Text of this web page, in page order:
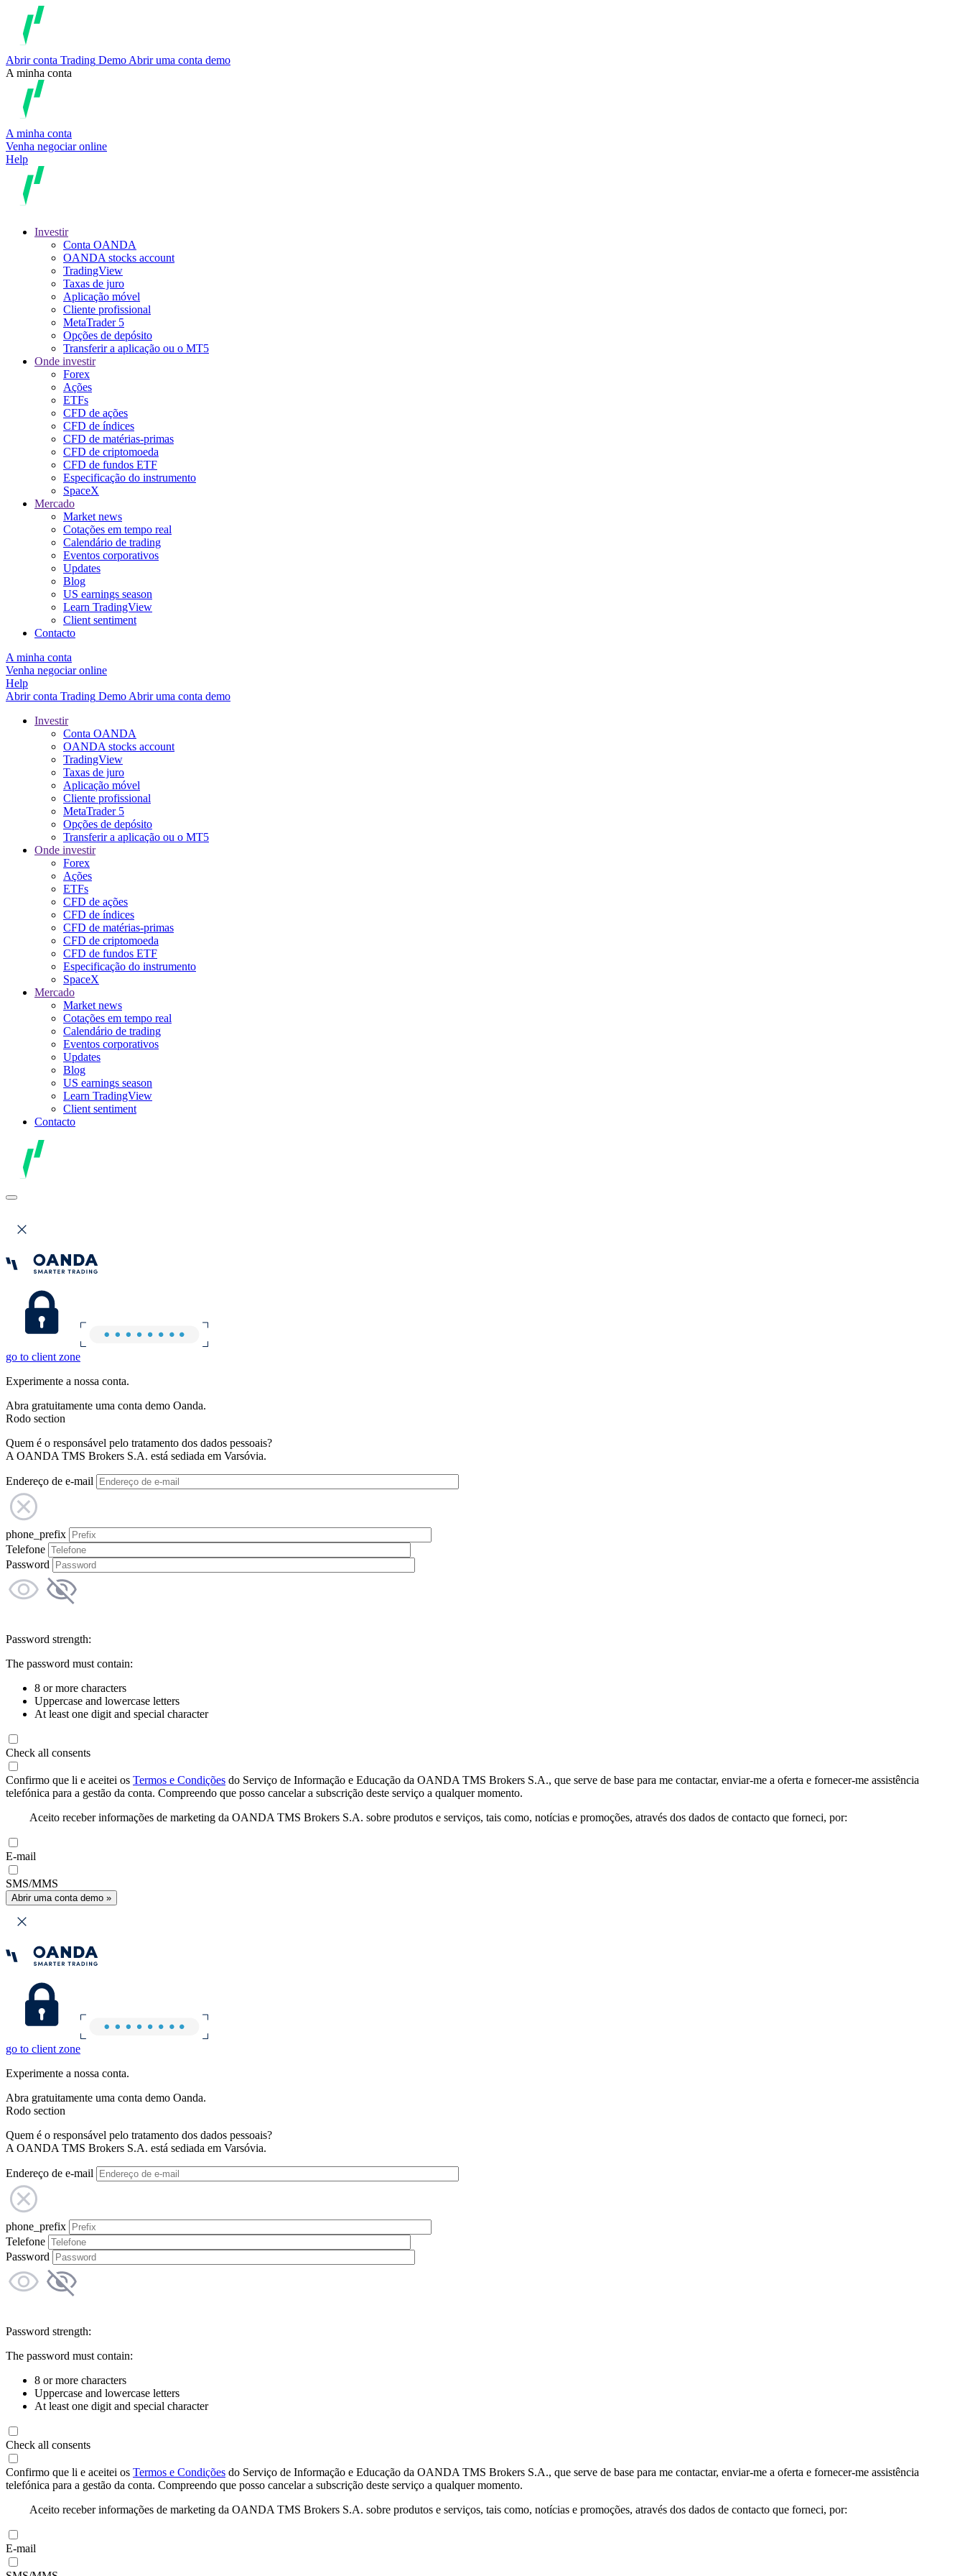
Abrir conta Trading Demo Abrir uma conta demo
A minha conta
A minha conta
Venha negociar online
Help
Investir
Conta OANDA
OANDA stocks account
TradingView
Taxas de juro
Aplicação móvel
Cliente profissional
MetaTrader 5
Opções de depósito
Transferir a aplicação ou o MT5
Onde investir
Forex
Ações
ETFs
CFD de ações
CFD de índices
CFD de matérias-primas
CFD de criptomoeda
CFD de fundos ETF
Especificação do instrumento
SpaceX
Mercado
Market news
Cotações em tempo real
Calendário de trading
Eventos corporativos
Updates
Blog
US earnings season
Learn TradingView
Client sentiment
Contacto
A minha conta
Venha negociar online
Help
Abrir conta Trading Demo Abrir uma conta demo
Investir
Conta OANDA
OANDA stocks account
TradingView
Taxas de juro
Aplicação móvel
Cliente profissional
MetaTrader 5
Opções de depósito
Transferir a aplicação ou o MT5
Onde investir
Forex
Ações
ETFs
CFD de ações
CFD de índices
CFD de matérias-primas
CFD de criptomoeda
CFD de fundos ETF
Especificação do instrumento
SpaceX
Mercado
Market news
Cotações em tempo real
Calendário de trading
Eventos corporativos
Updates
Blog
US earnings season
Learn TradingView
Client sentiment
Contacto
go to client zone
Experimente a nossa conta.
Abra gratuitamente uma conta demo Oanda.
Rodo section
Quem é o responsável pelo tratamento dos dados pessoais?
A OANDA TMS Brokers S.A. está sediada em Varsóvia.
Endereço de e-mail
phone_prefix
Telefone
Password
Password strength:
The password must contain:
8 or more characters
Uppercase and lowercase letters
At least one digit and special character
Check all consents
Confirmo que li e aceitei os Termos e Condições do Serviço de Informação e Educação da OANDA TMS Brokers S.A., que serve de base para me contactar, enviar-me a oferta e fornecer-me assistência
telefónica para a gestão da conta. Compreendo que posso cancelar a subscrição deste serviço a qualquer momento.
Aceito receber informações de marketing da OANDA TMS Brokers S.A. sobre produtos e serviços, tais como, notícias e promoções, através dos dados de contacto que forneci, por:
E-mail
SMS/MMS
Abrir uma conta demo »
go to client zone
Experimente a nossa conta.
Abra gratuitamente uma conta demo Oanda.
Rodo section
Quem é o responsável pelo tratamento dos dados pessoais?
A OANDA TMS Brokers S.A. está sediada em Varsóvia.
Endereço de e-mail
phone_prefix
Telefone
Password
Password strength:
The password must contain:
8 or more characters
Uppercase and lowercase letters
At least one digit and special character
Check all consents
Confirmo que li e aceitei os Termos e Condições do Serviço de Informação e Educação da OANDA TMS Brokers S.A., que serve de base para me contactar, enviar-me a oferta e fornecer-me assistência
telefónica para a gestão da conta. Compreendo que posso cancelar a subscrição deste serviço a qualquer momento.
Aceito receber informações de marketing da OANDA TMS Brokers S.A. sobre produtos e serviços, tais como, notícias e promoções, através dos dados de contacto que forneci, por:
E-mail